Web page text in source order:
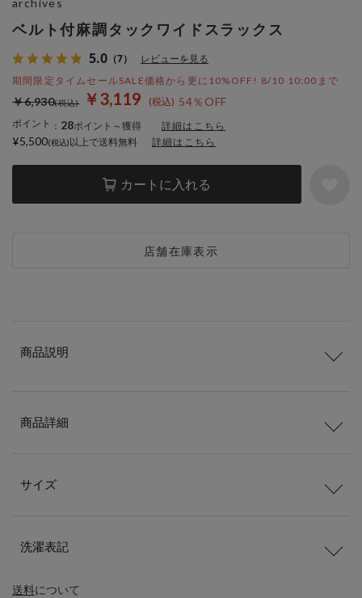
ベルト付麻調タックワイドスラックス
5.0 （7） レビューを見る
期間限定タイムセールSALE価格から更に10%OFF! 8/10 10:00まで
￥3,119 54％OFF
￥6,930
ポイント ： 28ポイント～獲得 詳細はこちら
カートに入れる
店舗在庫表示
archives
¥5,500 以上で送料無料 詳細はこちら
送料について
商品説明
商品詳細
サイズ
洗濯表記